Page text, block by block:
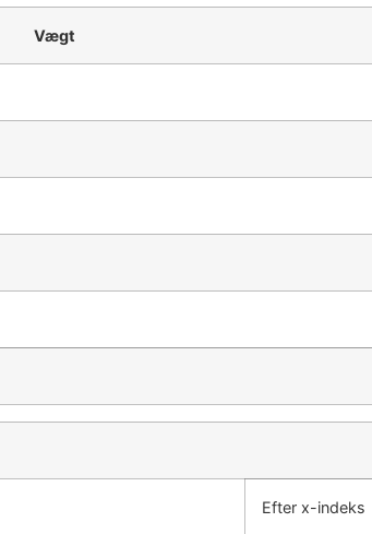
Vægt
Efter x-indeks